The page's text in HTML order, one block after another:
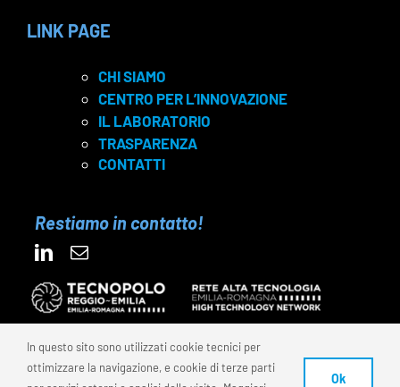
LINK PAGE
CHI SIAMO
CENTRO PER L’INNOVAZIONE
IL LABORATORIO
TRASPARENZA
CONTATTI
Restiamo in contatto!
© 2025 FONDAZIONE REI – C.F. 91159870350 | P.IVA
In questo sito sono utilizzati cookie tecnici per
ottimizzare la navigazione, e cookie di terze parti
Ok